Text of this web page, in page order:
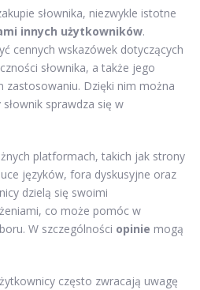
słownika, niezwykle istotne
innych użytkowników.
cennych wskazówek dotyczących
słownika, a także jego
zastosowaniu. Dzięki nim można
sprawdza się w
platformach, takich jak strony
języków, fora dyskusyjne oraz
dzielą się swoimi
co może pomóc w
W szczególności opinie mogą
często zwracają uwagę